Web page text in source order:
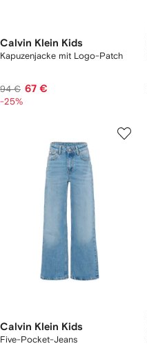
Calvin Klein Kids
Kapuzenjacke mit Logo-Patch
94 € 67 €
-25%
Calvin Klein Kids
Five-Pocket-Jeans